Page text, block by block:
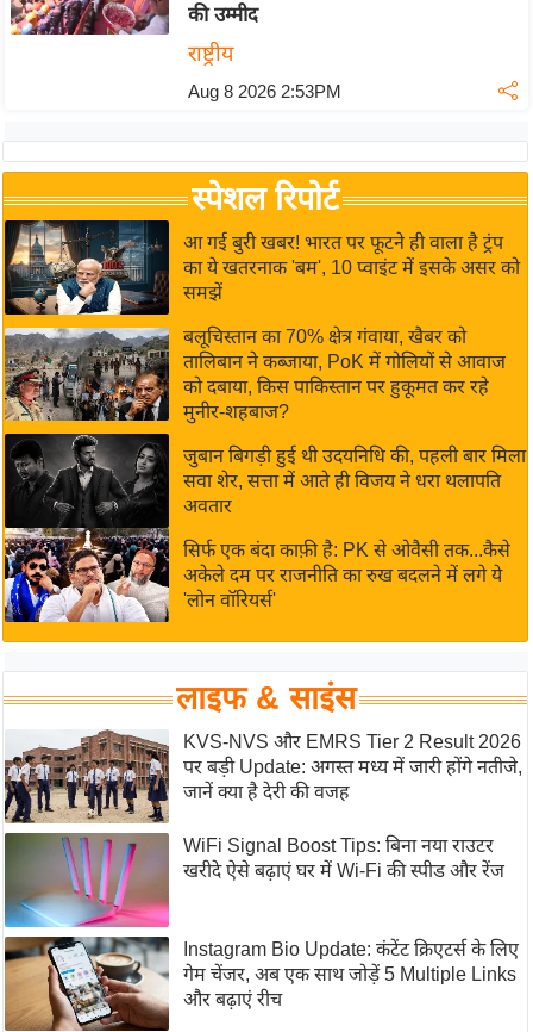
सा
ग
त
ऑ
टो
व
र्ल्ड
न्यू
ज
ब्री
फ
म
नो
रं
ज
न
ज
त
ली
वु
ड
ली
वु
ड
फि
ल्म
की उम्मीद
राष्ट्रीय
Aug 8 2026 2:53PM
स्पेशल रिपोर्ट
आ गई बुरी खबर! भारत पर फूटने ही वाला है ट्रंप
का ये खतरनाक 'बम', 10 प्वाइंट में इसके असर को
समझें
बलूचिस्तान का 70% क्षेत्र गंवाया, खैबर को
तालिबान ने कब्जाया, PoK में गोलियों से आवाज
को दबाया, किस पाकिस्तान पर हुकूमत कर रहे
मुनीर-शहबाज?
जुबान बिगड़ी हुई थी उदयनिधि की, पहली बार मिला
सवा शेर, सत्ता में आते ही विजय ने धरा थलापति
अवतार
सिर्फ एक बंदा काफ़ी है: PK से ओवैसी तक...कैसे
अकेले दम पर राजनीति का रुख बदलने में लगे ये
'लोन वॉरियर्स'
लाइफ & साइंस
KVS-NVS और EMRS Tier 2 Result 2026
पर बड़ी Update: अगस्त मध्य में जारी होंगे नतीजे,
जानें क्या है देरी की वजह
WiFi Signal Boost Tips: बिना नया राउटर
खरीदे ऐसे बढ़ाएं घर में Wi-Fi की स्पीड और रेंज
Instagram Bio Update: कंटेंट क्रिएटर्स के लिए
गेम चेंजर, अब एक साथ जोड़ें 5 Multiple Links
और बढ़ाएं रीच